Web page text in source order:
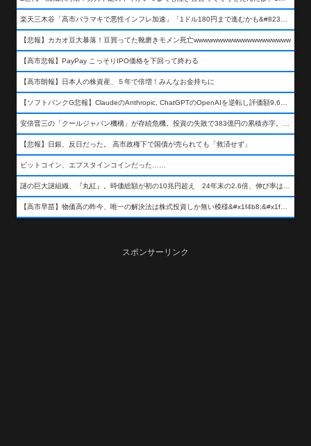
【悲報】カカオ豆大暴落！豆買ってた靴磨きモメン死亡wwwwwwwwwwwwwwwwwwww
【高市悲報】PayPay こっそりIPO価格を下回って終わる
【高市朗報】日本人の株資産、５年で倍増！みんなお金持ちに
【悲報】日銀、反日だった。 高市政権下で国債が売られても「救済せず」
ビットコイン、エプスタインコインだった……
スポンサーリンク